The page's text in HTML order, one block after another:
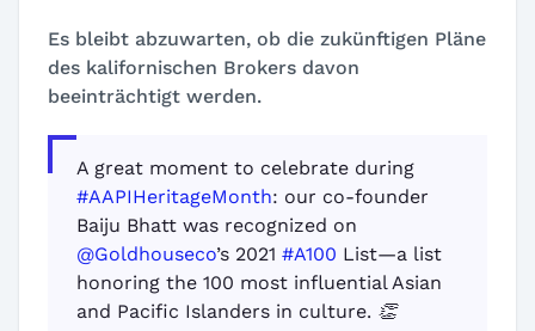
Es bleibt abzuwarten, ob die zukünftigen Pläne
des kalifornischen Brokers davon
beeinträchtigt werden.
A great moment to celebrate during
#AAPIHeritageMonth: our co-founder
Baiju Bhatt was recognized on
@Goldhouseco’s 2021 #A100 List—a list
honoring the 100 most influential Asian
and Pacific Islanders in culture. 👏